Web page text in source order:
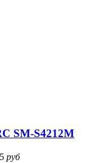
SM-S4212M
руб